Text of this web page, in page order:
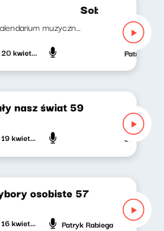
Sobotni brzask
- Kalendarium muzyczne Mateusz...
20 kwietnia 2024 Patryk
nasz świat 59
19 kwietnia 2024 Jan
osobiste 57
16 kwietnia 2024 Patryk Rabiega